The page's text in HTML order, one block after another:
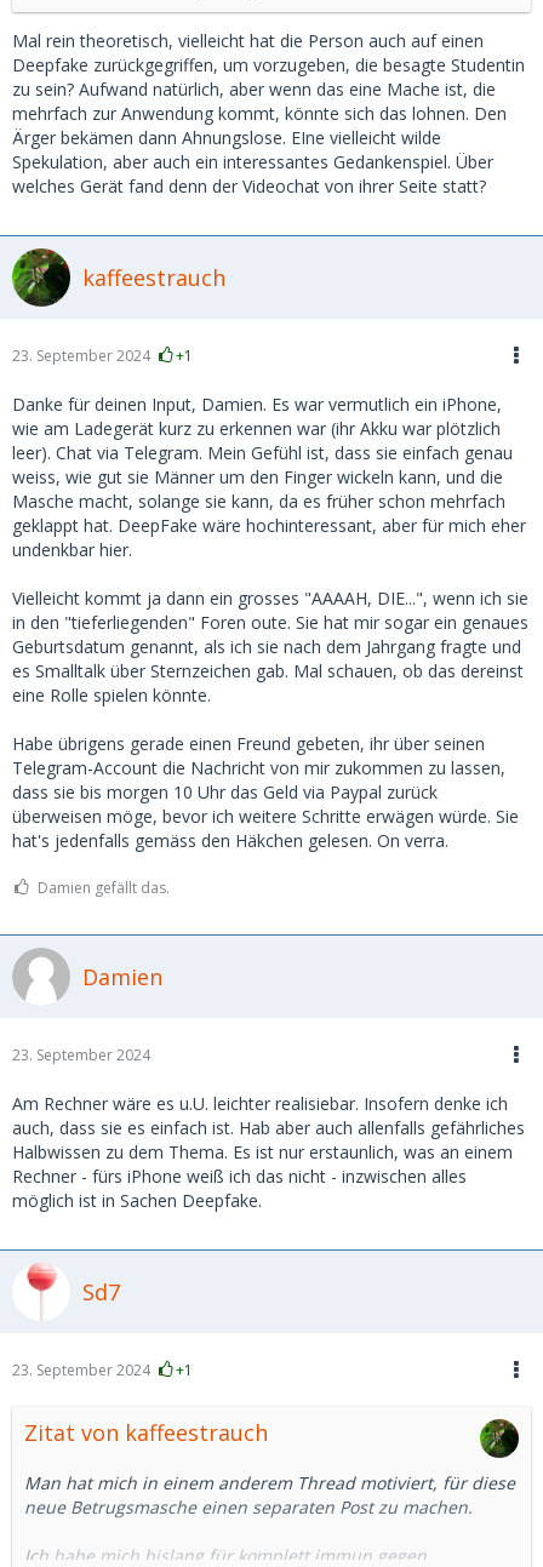
Mal rein theoretisch, vielleicht hat die Person auch auf einen
Deepfake zurückgegriffen, um vorzugeben, die besagte Studentin
zu sein? Aufwand natürlich, aber wenn das eine Mache ist, die
mehrfach zur Anwendung kommt, könnte sich das lohnen. Den
Ärger bekämen dann Ahnungslose. EIne vielleicht wilde
Spekulation, aber auch ein interessantes Gedankenspiel. Über
welches Gerät fand denn der Videochat von ihrer Seite statt?
kaffeestrauch
23. September 2024 +1
Danke für deinen Input, Damien. Es war vermutlich ein iPhone,
wie am Ladegerät kurz zu erkennen war (ihr Akku war plötzlich
leer). Chat via Telegram. Mein Gefühl ist, dass sie einfach genau
weiss, wie gut sie Männer um den Finger wickeln kann, und die
Masche macht, solange sie kann, da es früher schon mehrfach
geklappt hat. DeepFake wäre hochinteressant, aber für mich eher
undenkbar hier.
Vielleicht kommt ja dann ein grosses "AAAAH, DIE...", wenn ich sie
in den "tieferliegenden" Foren oute. Sie hat mir sogar ein genaues
Geburtsdatum genannt, als ich sie nach dem Jahrgang fragte und
es Smalltalk über Sternzeichen gab. Mal schauen, ob das dereinst
eine Rolle spielen könnte.
Habe übrigens gerade einen Freund gebeten, ihr über seinen
Telegram-Account die Nachricht von mir zukommen zu lassen,
dass sie bis morgen 10 Uhr das Geld via Paypal zurück
überweisen möge, bevor ich weitere Schritte erwägen würde. Sie
hat's jedenfalls gemäss den Häkchen gelesen. On verra.
Damien gefällt das.
Damien
23. September 2024
Am Rechner wäre es u.U. leichter realisiebar. Insofern denke ich
auch, dass sie es einfach ist. Hab aber auch allenfalls gefährliches
Halbwissen zu dem Thema. Es ist nur erstaunlich, was an einem
Rechner - fürs iPhone weiß ich das nicht - inzwischen alles
möglich ist in Sachen Deepfake.
Sd7
23. September 2024 +1
Zitat von kaffeestrauch
Man hat mich in einem anderem Thread motiviert, für diese
neue Betrugsmasche einen separaten Post zu machen.
Ich habe mich bislang für komplett immun gegen